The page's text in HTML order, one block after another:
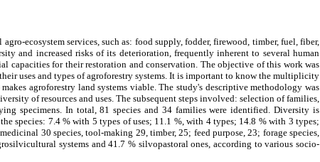
ecosystem services, such as: food supply, fodder, firewood, timber, fuel, fiber,
and increased risks of its deterioration, frequently inherent to several human
capacities for their restoration and conservation. The objective of this work was
uses and types of agroforestry systems. It is important to know the multiplicity
agroforestry land systems viable. The study's descriptive methodology was
of resources and uses. The subsequent steps involved: selection of families,
specimens. In total, 81 species and 34 families were identified. Diversity is
species: 7.4 % with 5 types of uses; 11.1 %, with 4 types; 14.8 % with 3 types;
30 species, tool-making 29, timber, 25; feed purpose, 23; forage species,
systems and 41.7 % silvopastoral ones, according to various socio-